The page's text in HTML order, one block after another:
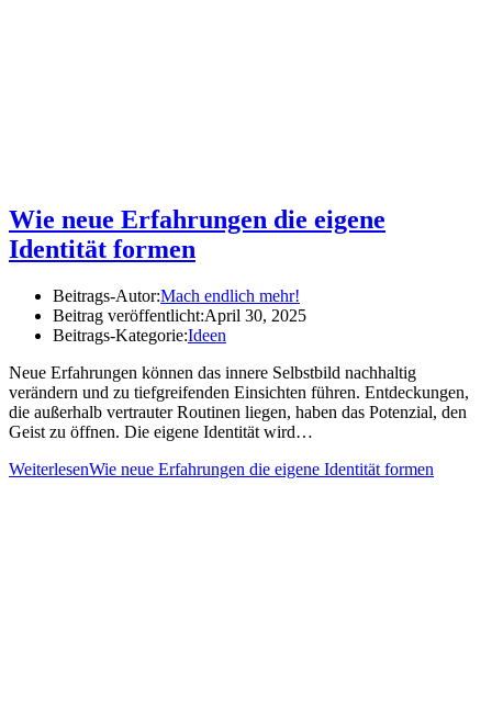
Wie neue Erfahrungen die eigene
Identität formen
Beitrags-Autor:Mach endlich mehr!
Beitrag veröffentlicht:April 30, 2025
Beitrags-Kategorie:Ideen
Neue Erfahrungen können das innere Selbstbild nachhaltig
verändern und zu tiefgreifenden Einsichten führen. Entdeckungen,
die außerhalb vertrauter Routinen liegen, haben das Potenzial, den
Geist zu öffnen. Die eigene Identität wird…
WeiterlesenWie neue Erfahrungen die eigene Identität formen